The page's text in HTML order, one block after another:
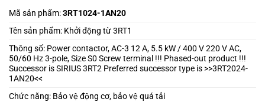
Mã sản phẩm:3RT1024-1AN20
Tên sản phẩm: Khởi động từ 3RT1
Thông số: Power contactor, AC-3 12 A, 5.5 kW / 400 V 220 V AC,
50/60 Hz 3-pole, Size S0 Screw terminal !!! Phased-out product !!!
Successor is SIRIUS 3RT2 Preferred successor type is >>3RT2024-
1AN20<<
Chức năng: Bảo vệ động cơ, bảo vệ quá tải